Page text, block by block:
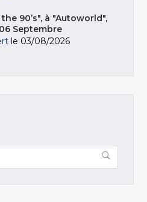
90’s", à "Autoworld",
Septembre
le 03/08/2026